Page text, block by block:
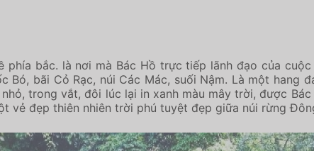
phía bắc. là nơi mà Bác Hồ trực tiếp lãnh đạo của
Bó, bãi Cỏ Rạc, núi Các Mác, suối Nậm. Là một hang
trong vắt, đôi lúc lại in xanh màu mây trời, được
vẻ đẹp thiên nhiên trời phú tuyệt đẹp giữa núi rừng